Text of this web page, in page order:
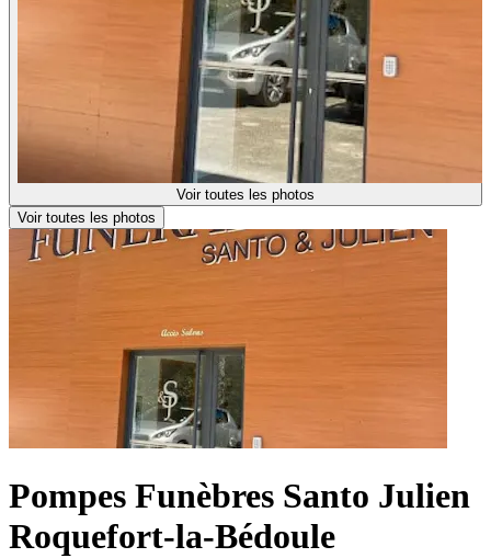
Voir toutes les photos
Voir toutes les photos
Pompes Funèbres Santo Julien
Roquefort-la-Bédoule